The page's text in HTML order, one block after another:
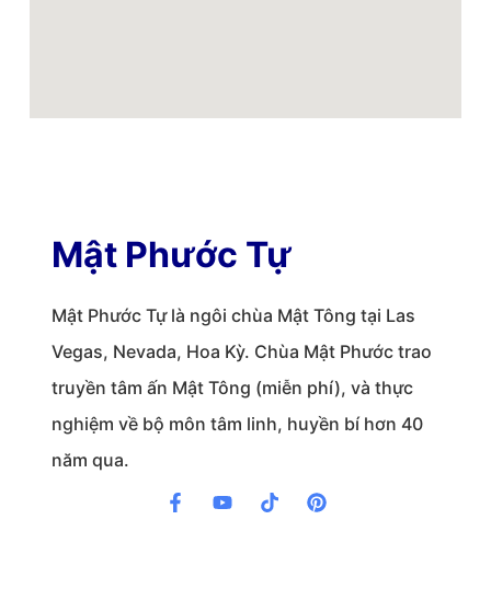
Mật Phước Tự
Mật Phước Tự là ngôi chùa Mật Tông tại Las
Vegas, Nevada, Hoa Kỳ. Chùa Mật Phước trao
truyền tâm ấn Mật Tông (miễn phí), và thực
nghiệm về bộ môn tâm linh, huyền bí hơn 40
năm qua.